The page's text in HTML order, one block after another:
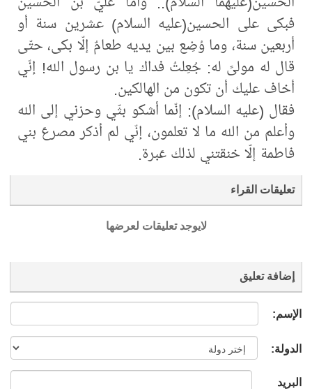
فبكى على الحسين(عليه السلام) عشرين سنة أو
أربعين سنة، وما وُضِع بين يديه طعامٌ إلّا بكى، حتّى
قال له مولىً له: جُعِلتُ فداك يا بن رسول الله! إنّي
أخاف عليك أن تكون من الهالكين.
فقال (عليه السلام): إنّما أشكو بثّي وحزني إلى الله
وأعلم من الله ما لا تعلمون، إنّي لم أذكر مصرعَ بني
فاطمة إلّا خنقتني لذلك عَبرة.
تعليقات القراء
لايوجد تعليقات لعرضها
إضافة تعليق
الإسم:
الدولة:
البريد